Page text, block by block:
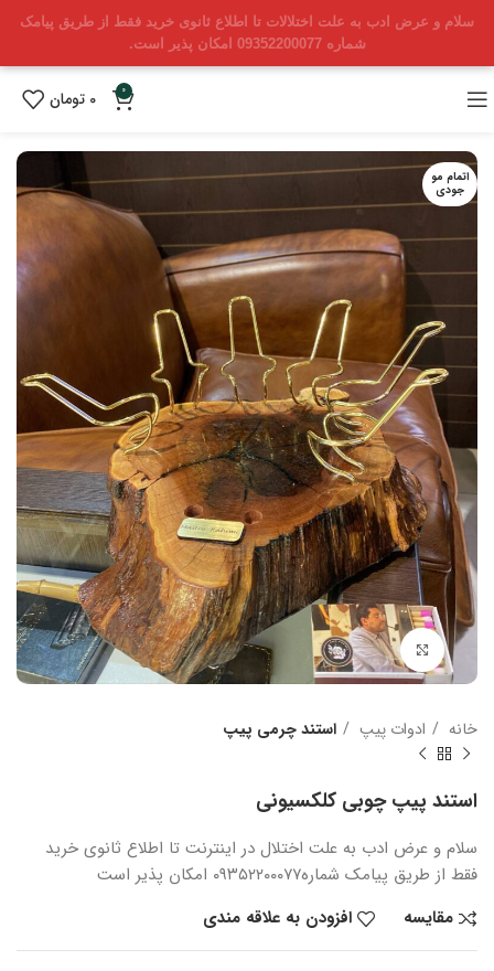
سلام و عرض ادب به علت اختلالات تا اطلاع ثانوی خرید فقط از طریق پیامک
شماره 09352200077 امکان پذیر است.
0
0 تومان
اتمام مو
جودی
بزرگنمایی تصویر
خانه ادوات پیپ استند چرمی پیپ
استند پیپ چوبی کلکسیونی
سلام و عرض ادب به علت اختلال در اینترنت تا اطلاع ثانوی خرید
فقط از طریق پیامک شماره۰۹۳۵۲۲۰۰۰۷۷ امکان پذیر است
مقایسه
افزودن به علاقه مندی